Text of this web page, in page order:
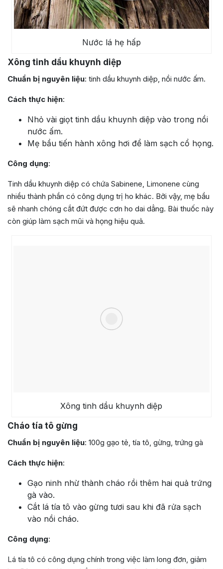
Nước lá hẹ hấp
Xông tinh dầu khuynh diệp
Chuẩn bị nguyên liệu: tinh dầu khuynh diệp, nồi nước ấm.
Cách thực hiện:
Nhỏ vài giọt tinh dầu khuynh diệp vào trong nồi
nước ấm.
Mẹ bầu tiến hành xông hơi để làm sạch cổ họng.
Công dụng:
Tinh dầu khuynh diệp có chứa Sabinene, Limonene cùng
nhiều thành phần có công dụng trị ho khác. Bởi vậy, mẹ bầu
sẽ nhanh chóng cắt đứt được cơn ho dai dẳng. Bài thuốc này
còn giúp làm sạch mũi và họng hiệu quả.
Xông tinh dầu khuynh diệp
Cháo tía tô gừng
Chuẩn bị nguyên liệu: 100g gạo tẻ, tía tô, gừng, trứng gà
Cách thực hiện:
Gạo ninh nhừ thành cháo rồi thêm hai quả trứng
gà vào.
Cắt lá tía tô vào gừng tươi sau khi đã rửa sạch
vào nồi cháo.
Công dụng:
Lá tía tô có công dụng chính trong việc làm long đơn, giảm